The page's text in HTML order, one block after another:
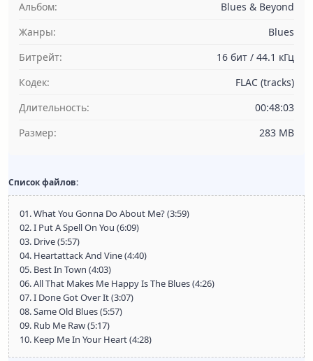
Альбом:
Blues & Beyond
Жанры:
Blues
Битрейт:
16 бит / 44.1 кГц
Кодек:
FLAC (tracks)
Длительность:
00:48:03
Размер:
283 MB
Список файлов:
01. What You Gonna Do About Me? (3:59)
02. I Put A Spell On You (6:09)
03. Drive (5:57)
04. Heartattack And Vine (4:40)
05. Best In Town (4:03)
06. All That Makes Me Happy Is The Blues (4:26)
07. I Done Got Over It (3:07)
08. Same Old Blues (5:57)
09. Rub Me Raw (5:17)
10. Keep Me In Your Heart (4:28)